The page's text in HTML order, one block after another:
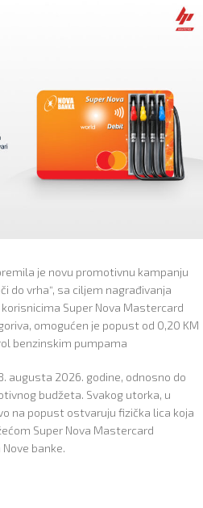
je novu promotivnu kampanju
do vrha“, sa ciljem nagrađivanja
Super Nova Mastercard
omogućen je popust od 0,20 KM
benzinskim pumpama
augusta 2026. godine, odnosno do
budžeta. Svakog utorka, u
na popust ostvaruju fizička lica koja
Super Nova Mastercard
banke.